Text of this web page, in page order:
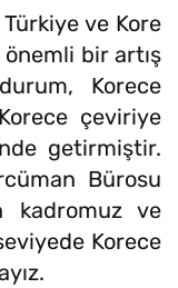
ve Kore
bir artış
Korece
çeviriye
getirmiştir.
Bürosu
kadromuz ve
Korece